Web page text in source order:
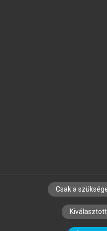
SZERZŐKNEK
SZERKESZTÉSI ÉS
Csak a